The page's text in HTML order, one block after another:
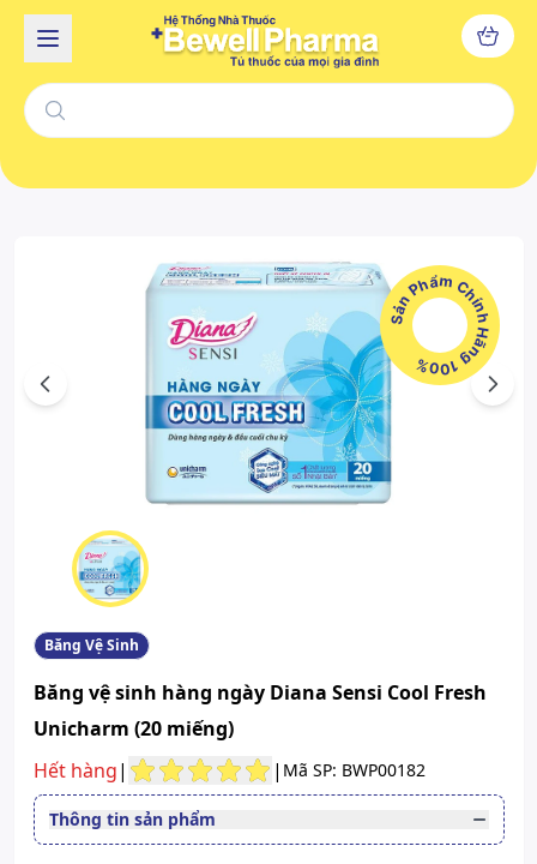
Sản Phẩm Chính Hãng 100%
Previous Next
Băng Vệ Sinh
Băng vệ sinh hàng ngày Diana Sensi Cool Fresh
Unicharm (20 miếng)
Hết hàng| | Mã SP: BWP00182
Thông tin sản phẩm